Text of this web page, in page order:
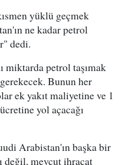
yüklü geçmek
ne kadar petrol
dedi.
miktarda petrol taşımak
Bunun her
ek yakıt maliyetine ve 1
yol açacağı
Arabistan'ın başka bir
değil, mevcut ihracat